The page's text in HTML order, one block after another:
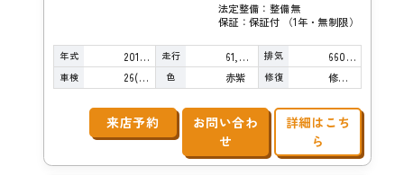
法定整備：整備無
保証：保証付 （1年・無制限）
年式 2015年 走行 61,000km 排気 660cc
車検 26(R8)/09 色 赤紫 修復 修復歴無し
来店予約
お問い合わ
せ
詳細はこち
ら